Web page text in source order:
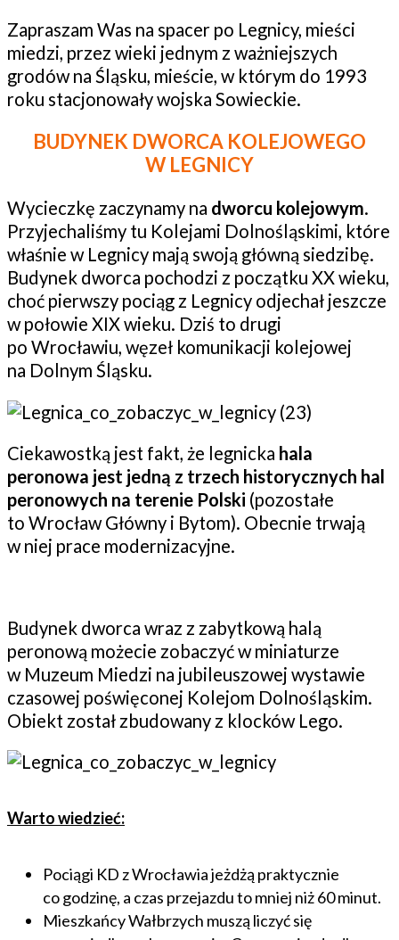
Zapraszam Was na spacer po Legnicy, mieści
miedzi, przez wieki jednym z ważniejszych
grodów na Śląsku, mieście, w którym do 1993
roku stacjonowały wojska Sowieckie.
BUDYNEK DWORCA KOLEJOWEGO
W LEGNICY
Wycieczkę zaczynamy na dworcu kolejowym.
Przyjechaliśmy tu Kolejami Dolnośląskimi, które
właśnie w Legnicy mają swoją główną siedzibę.
Budynek dworca pochodzi z początku XX wieku,
choć pierwszy pociąg z Legnicy odjechał jeszcze
w połowie XIX wieku. Dziś to drugi
po Wrocławiu, węzeł komunikacji kolejowej
na Dolnym Śląsku.
Ciekawostką jest fakt, że legnicka hala
peronowa jest jedną z trzech historycznych hal
peronowych na terenie Polski (pozostałe
to Wrocław Główny i Bytom). Obecnie trwają
w niej prace modernizacyjne.
Budynek dworca wraz z zabytkową halą
peronową możecie zobaczyć w miniaturze
w Muzeum Miedzi na jubileuszowej wystawie
czasowej poświęconej Kolejom Dolnośląskim.
Obiekt został zbudowany z klocków Lego.
Warto wiedzieć:
Pociągi KD z Wrocławia jeżdżą praktycznie
co godzinę, a czas przejazdu to mniej niż 60 minut.
Mieszkańcy Wałbrzych muszą liczyć się